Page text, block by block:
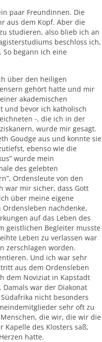
paar Freundinnen. Die
aus dem Kopf. Aber die
studieren, also blieb ich an
beschloss ich,
begann ich eine
über den heiligen
gehört hatte und mir
akademischen
und bevor ich katholisch
-, die ich in der
wurde mir gesagt.
Goudge aus und konnte sie
ebenso wie die
wurde mein
des gelebten
Ordensleute von den
war mir sicher, dass Gott
über meine eigene
nachdenke,
auf das Leben des
geistlichen Begleiter musste
Leben zu verlassen war
zerschlagen worden.
Und ich war sehr
aus dem Ordensleben
dem Noviziat in Kapstadt
war der Diakonat
nicht besonders
sehr oft zu
die wir, die wir die
Kapelle des Klosters saß,
hatte.